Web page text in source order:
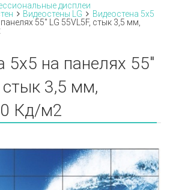
дисплеи
Видеостены LG
Видеостена 5x5
55" LG 55VL5F, стык 3,5 мм,
5х5 на панелях 55"
стык 3,5 мм,
Кд/м2